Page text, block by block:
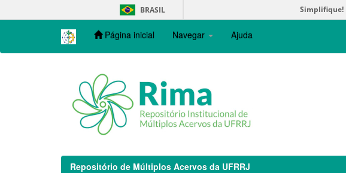
navigation
BRASIL Simplifique!
Página inicial Navegar Ajuda
Repositório de Múltiplos Acervos da UFRRJ